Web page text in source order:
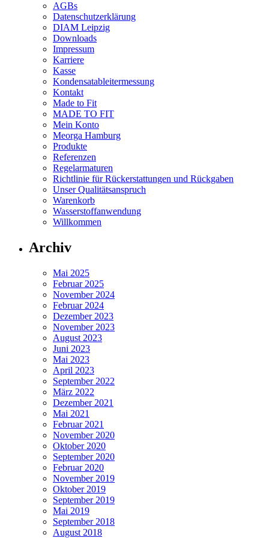
AGBs
Datenschutzerklärung
DIAM Leipzig
Downloads
Impressum
Karriere
Kasse
Kondensatableitermessung
Kontakt
Made to Fit
MADE TO FIT
Mein Konto
Meorga Hamburg
Produkte
Referenzen
Regelarmaturen
Richtlinie für Rückerstattungen und Rückgaben
Unser Qualitätsanspruch
Warenkorb
Wasserstoffanwendung
Willkommen
Archiv
Mai 2025
Februar 2025
November 2024
Februar 2024
Dezember 2023
November 2023
August 2023
Juni 2023
Mai 2023
April 2023
September 2022
März 2022
Dezember 2021
Mai 2021
Februar 2021
November 2020
Oktober 2020
September 2020
Februar 2020
November 2019
Oktober 2019
September 2019
Mai 2019
September 2018
August 2018